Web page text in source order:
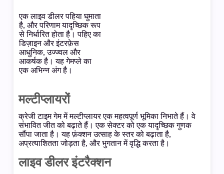
एक लाइव डीलर पहिया घुमाता
है, और परिणाम यादृच्छिक रूप
से निर्धारित होता है। पहिए का
डिज़ाइन और इंटरफ़ेस
आधुनिक, उज्ज्वल और
आकर्षक है। यह गेमप्ले का
एक अभिन्न अंग है।
मल्टीप्लायरों
क्रेजी टाइम गेम में मल्टीप्लायर एक महत्वपूर्ण भूमिका निभाते हैं। वे
संभावित जीत को बढ़ाते हैं। एक सेक्टर को एक यादृच्छिक गुणक
सौंपा जाता है। यह फ़ंक्शन उत्साह के स्तर को बढ़ाता है,
अप्रत्याशितता जोड़ता है, और भुगतान में वृद्धि करता है।
लाइव डीलर इंटरैक्शन